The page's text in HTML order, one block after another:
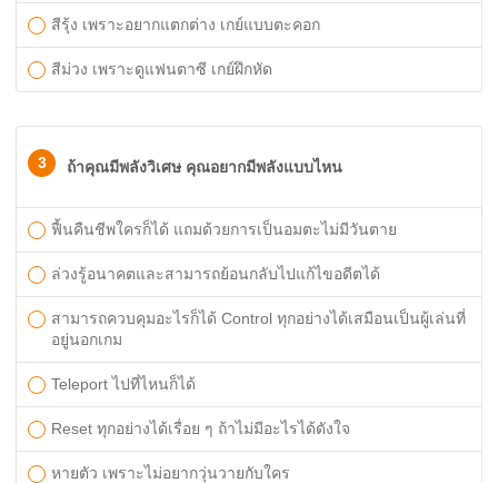
สีรุ้ง เพราะอยากแตกต่าง เกย์แบบตะคอก
สีม่วง เพราะดูแฟนตาซี เกย์ฝึกหัด
3 ถ้าคุณมีพลังวิเศษ คุณอยากมีพลังแบบไหน
ฟื้นคืนชีพใครก็ได้ แถมด้วยการเป็นอมตะไม่มีวันตาย
ล่วงรู้อนาคตและสามารถย้อนกลับไปแก้ไขอดีตได้
สามารถควบคุมอะไรก็ได้ Control ทุกอย่างได้เสมือนเป็นผู้เล่นที่
อยู่นอกเกม
Teleport ไปที่ไหนก็ได้
Reset ทุกอย่างได้เรื่อย ๆ ถ้าไม่มีอะไรได้ดังใจ
หายตัว เพราะไม่อยากวุ่นวายกับใคร